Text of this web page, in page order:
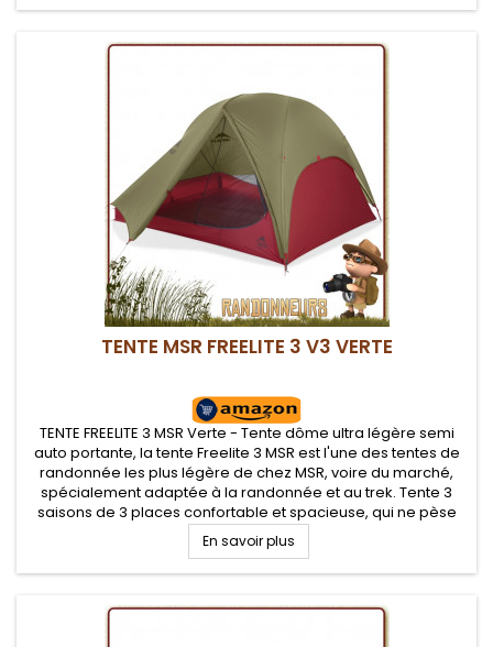
TENTE MSR FREELITE 3 V3 VERTE
TENTE FREELITE 3 MSR Verte - Tente dôme ultra légère semi
auto portante, la tente Freelite 3 MSR est l'une des tentes de
randonnée les plus légère de chez MSR, voire du marché,
spécialement adaptée à la randonnée et au trek. Tente 3
saisons de 3 places confortable et spacieuse, qui ne pèse
que 1.64 kg et facile à monter. Bon espace de vie et absides...
En savoir plus